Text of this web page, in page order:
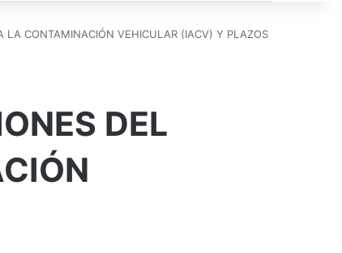
por
LA CONTAMINACIÓN VEHICULAR (IACV) Y PLAZOS
DEL